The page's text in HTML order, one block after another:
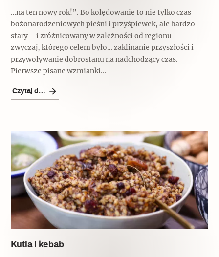
…na ten nowy rok!”. Bo kolędowanie to nie tylko czas
bożonarodzeniowych pieśni i przyśpiewek, ale bardzo
stary – i zróżnicowany w zależności od regionu –
zwyczaj, którego celem było… zaklinanie przyszłości i
przywoływanie dobrostanu na nadchodzący czas.
Pierwsze pisane wzmianki...
Czytaj dalej
Kutia i kebab